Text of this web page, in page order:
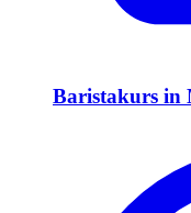
Baristakurs in